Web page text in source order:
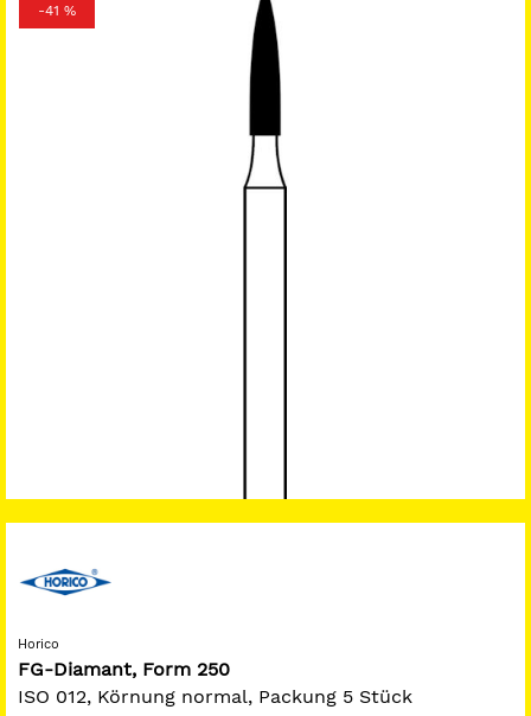
-41 %
Horico
FG-Diamant, Form 250
ISO 012, Körnung normal, Packung 5 Stück